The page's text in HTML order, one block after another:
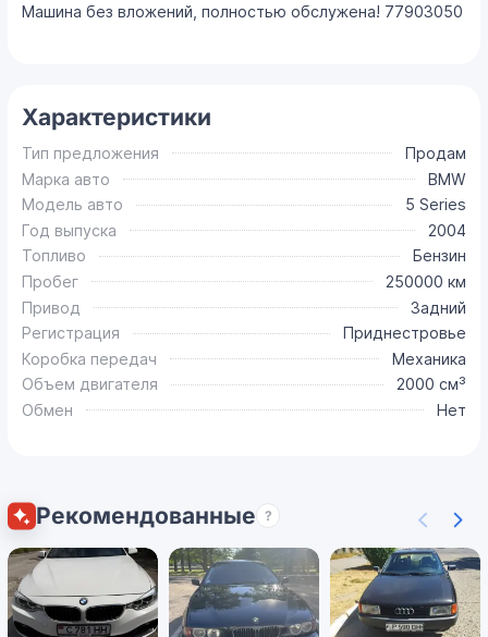
Машина без вложений, полностью обслужена! 77903050
Характеристики
Тип предложения
Продам
Марка авто
BMW
Модель авто
5 Series
Год выпуска
2004
Топливо
Бензин
Пробег
250000 км
Привод
Задний
Регистрация
Приднестровье
Коробка передач
Механика
Объем двигателя
2000 см³
Обмен
Нет
Рекомендованные ?